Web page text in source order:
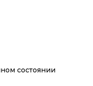
состоянии